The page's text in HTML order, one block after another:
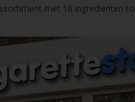
met 16 ingrediënten